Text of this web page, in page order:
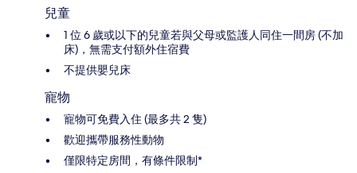
兒童
1 位 6 歲或以下的兒童若與父母或監護人同住一間房 (不加
床)，無需支付額外住宿費
不提供嬰兒床
寵物
寵物可免費入住 (最多共 2 隻)
歡迎攜帶服務性動物
僅限特定房間，有條件限制*